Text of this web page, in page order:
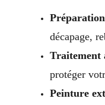
décapage,
Traitement
protéger
Peinture